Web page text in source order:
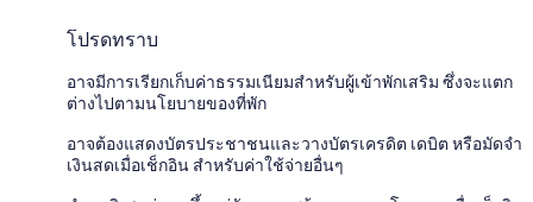
โปรดทราบ
อาจมีการเรียกเก็บค่าธรรมเนียมสำหรับผู้เข้าพักเสริม ซึ่งจะแตก
ต่างไปตามนโยบายของที่พัก
อาจต้องแสดงบัตรประชาชนและวางบัตรเครดิต เดบิต หรือมัดจำ
เงินสดเมื่อเช็กอิน สำหรับค่าใช้จ่ายอื่นๆ